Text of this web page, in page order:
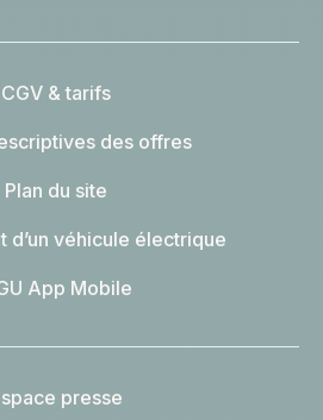
CGV & tarifs
des offres
Plan du site
d’un véhicule électrique
App Mobile
presse